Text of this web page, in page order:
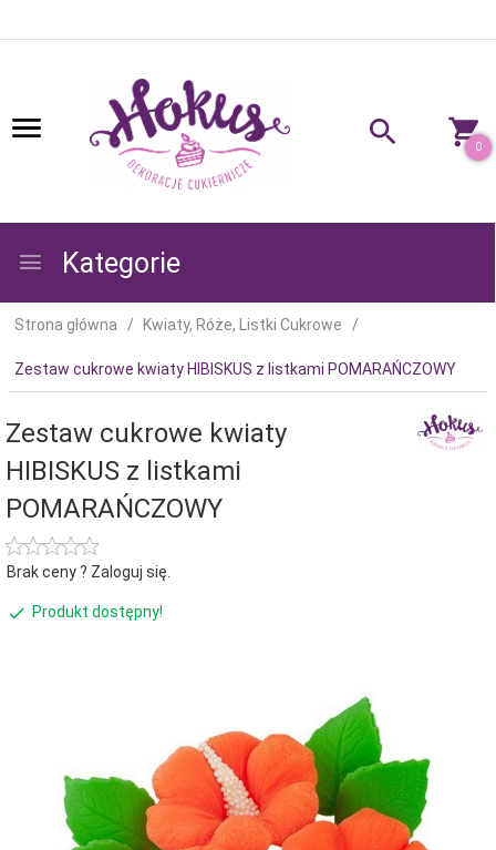
0
Kategorie
Strona główna Kwiaty, Róże, Listki Cukrowe
Zestaw cukrowe kwiaty HIBISKUS z listkami POMARAŃCZOWY
Zestaw cukrowe kwiaty
HIBISKUS z listkami
POMARAŃCZOWY
Brak ceny ? Zaloguj się.
Produkt dostępny!